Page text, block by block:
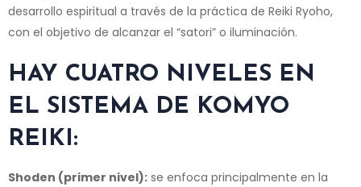
desarrollo espiritual a través de la práctica de Reiki Ryoho,
con el objetivo de alcanzar el “satori” o iluminación.
HAY CUATRO NIVELES EN
EL SISTEMA DE KOMYO
REIKI:
Shoden (primer nivel): se enfoca principalmente en la